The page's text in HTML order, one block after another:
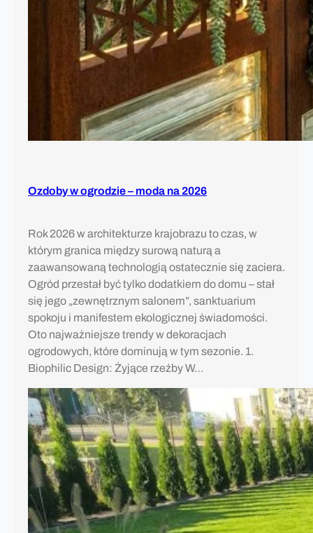
Ozdoby w ogrodzie – moda na 2026
Rok 2026 w architekturze krajobrazu to czas, w
którym granica między surową naturą a
zaawansowaną technologią ostatecznie się zaciera.
Ogród przestał być tylko dodatkiem do domu – stał
się jego „zewnętrznym salonem”, sanktuarium
spokoju i manifestem ekologicznej świadomości.
Oto najważniejsze trendy w dekoracjach
ogrodowych, które dominują w tym sezonie. 1.
Biophilic Design: Żyjące rzeźby W…